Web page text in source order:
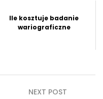
Ile kosztuje badanie
wariograficzne
NEXT POST